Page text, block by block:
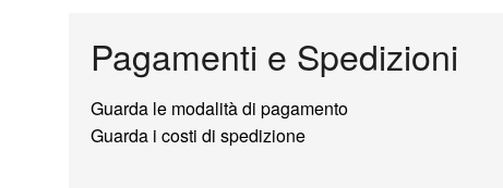
Pagamenti e Spedizioni
Guarda le modalità di pagamento
Guarda i costi di spedizione